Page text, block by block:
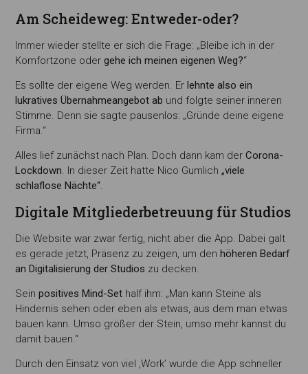
Am Scheideweg: Entweder-oder?
Immer wieder stellte er sich die Frage: „Bleibe ich in der
Komfortzone odergehe ich meinen eigenen Weg?“
Es sollte der eigene Weg werden. Erlehnte also ein
lukratives Übernahmeangebot ab und folgte seiner inneren
Stimme. Denn sie sagte pausenlos: „Gründe deine eigene
Firma.“
Alles lief zunächst nach Plan. Doch dann kam derCorona-
Lockdown. In dieser Zeit hatte Nico Gumlich„viele
schlaflose Nächte“.
Digitale Mitgliederbetreuung für Studios
Die Website war zwar fertig, nicht aber die App. Dabei galt
es gerade jetzt, Präsenz zu zeigen, um denhöheren Bedarf
an Digitalisierung der Studios zu decken.
Seinpositives Mind-Set half ihm: „Man kann Steine als
Hindernis sehen oder eben als etwas, aus dem man etwas
bauen kann. Umso größer der Stein, umso mehr kannst du
damit bauen.“
Durch den Einsatz von viel ‚Work’ wurde die App schneller